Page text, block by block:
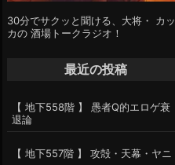
30分でサクッと聞ける、大将・ カッ
カの 酒場トークラジオ！
最近の投稿
【 地下558階 】 愚者Q的エロゲ衰
退論
【 地下557階 】 攻殻・天幕・ヤニ